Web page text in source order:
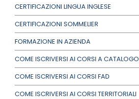
CERTIFICAZIONI LINGUA INGLESE
CERTIFICAZIONI SOMMELIER
FORMAZIONE IN AZIENDA
COME ISCRIVERSI AI CORSI A CATALOGO
COME ISCRIVERSI AI CORSI FAD
COME ISCRIVERSI AI CORSI TERRITORIALI